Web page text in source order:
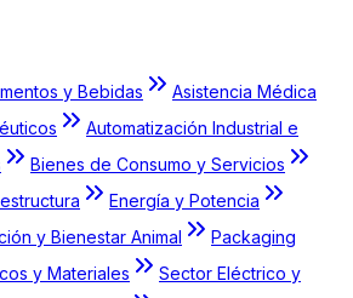
y Bebidas
Asistencia Médica
Automatización Industrial e
Bienes de Consumo y Servicios
Energía y Potencia
y Bienestar Animal
Packaging
y Materiales
Sector Eléctrico y